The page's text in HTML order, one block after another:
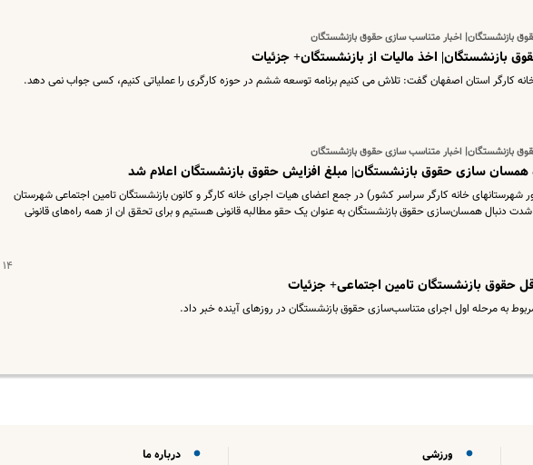
بازنشستگان| اخبار متناسب سازی حقوق بازنشستگان
حقوق بازنشستگان| اخذ مالیات از بازنشستگان+ جزئیات
خانه کارگر استان اصفهان گفت: تلاش می کنیم برنامه توسعه ششم در حوزه کارگری را عملیاتی کنیم، کسی جواب نمی دهد.
بازنشستگان| اخبار متناسب سازی حقوق بازنشستگان
همسان سازی حقوق بازنشستگان| مبلغ افزایش حقوق بازنشستگان اعلام شد
خانه کارگر سراسر کشور) در جمع اعضای هیات اجرای خانه کارگر و کانون بازنشستگان تامین اجتماعی شهرستان
دنبال همسان‌سازی حقوق بازنشستگان به عنوان یک حقو مطالبه قانونی هستیم و برای تحقق ان از همه راه‌های قانونی
۱۴ اردیبهشت ۱۴۰۰
به مرحله اول اجرای متناسب‌سازی حقوق بازنشستگان در روزهای آینده خبر داد.
ورزشی درباره ما